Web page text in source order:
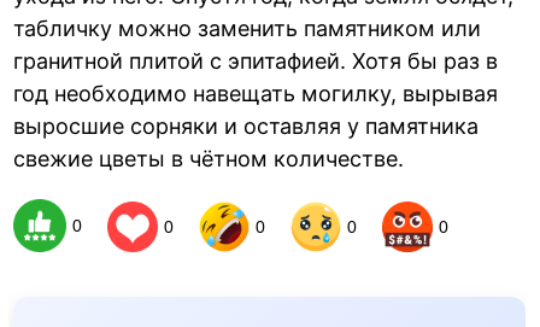
табличку можно заменить памятником или
гранитной плитой с эпитафией. Хотя бы раз в
год необходимо навещать могилку, вырывая
выросшие сорняки и оставляя у памятника
свежие цветы в чётном количестве.
0 0 0 0 0